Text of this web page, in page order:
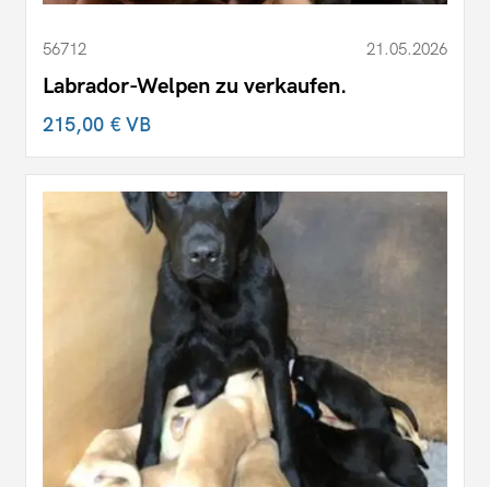
56712 21.05.2026
Labrador-Welpen zu verkaufen.
215,00 €VB